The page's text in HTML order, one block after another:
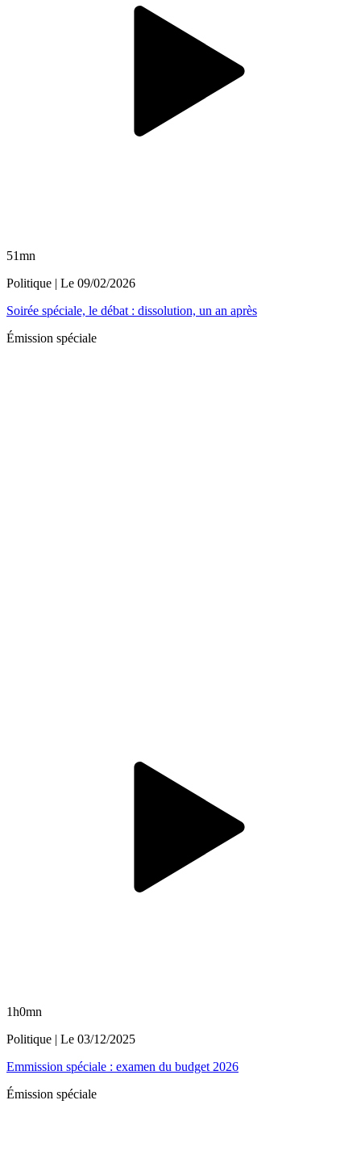
51mn
Politique | Le 09/02/2026
Soirée spéciale, le débat : dissolution, un an après
Émission spéciale
1h0mn
Politique | Le 03/12/2025
Emmission spéciale : examen du budget 2026
Émission spéciale